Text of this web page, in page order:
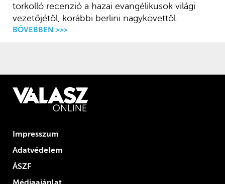
torkolló recenzió a hazai evangélikusok világi
vezetőjétől, korábbi berlini nagykövettől.
BŐVEBBEN >>>
Impresszum
Adatvédelem
ÁSZF